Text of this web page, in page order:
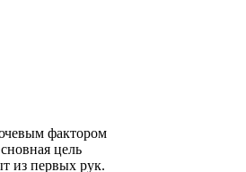
фактором
цель
из первых рук.